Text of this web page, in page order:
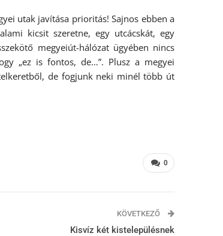
utak javítása prioritás! Sajnos ebben a
kicsit szeretne, egy utcácskát, egy
megyeiút-hálózat ügyében nincs
„ez is fontos, de…”. Plusz a megyei
de fogjunk neki minél több út
0
KÖVETKEZŐ
Kisvíz két kistelepülésnek